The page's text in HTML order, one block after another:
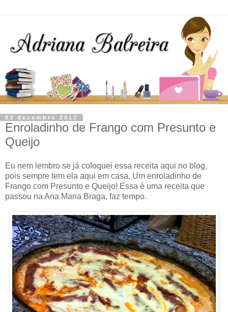
03 dezembro 2012
Enroladinho de Frango com Presunto e
Queijo
Eu nem lembro se já coloquei essa receita aqui no blog,
pois sempre tem ela aqui em casa. Um enroladinho de
Frango com Presunto e Queijo! Essa é uma receita que
passou na Ana Maria Braga, faz tempo.